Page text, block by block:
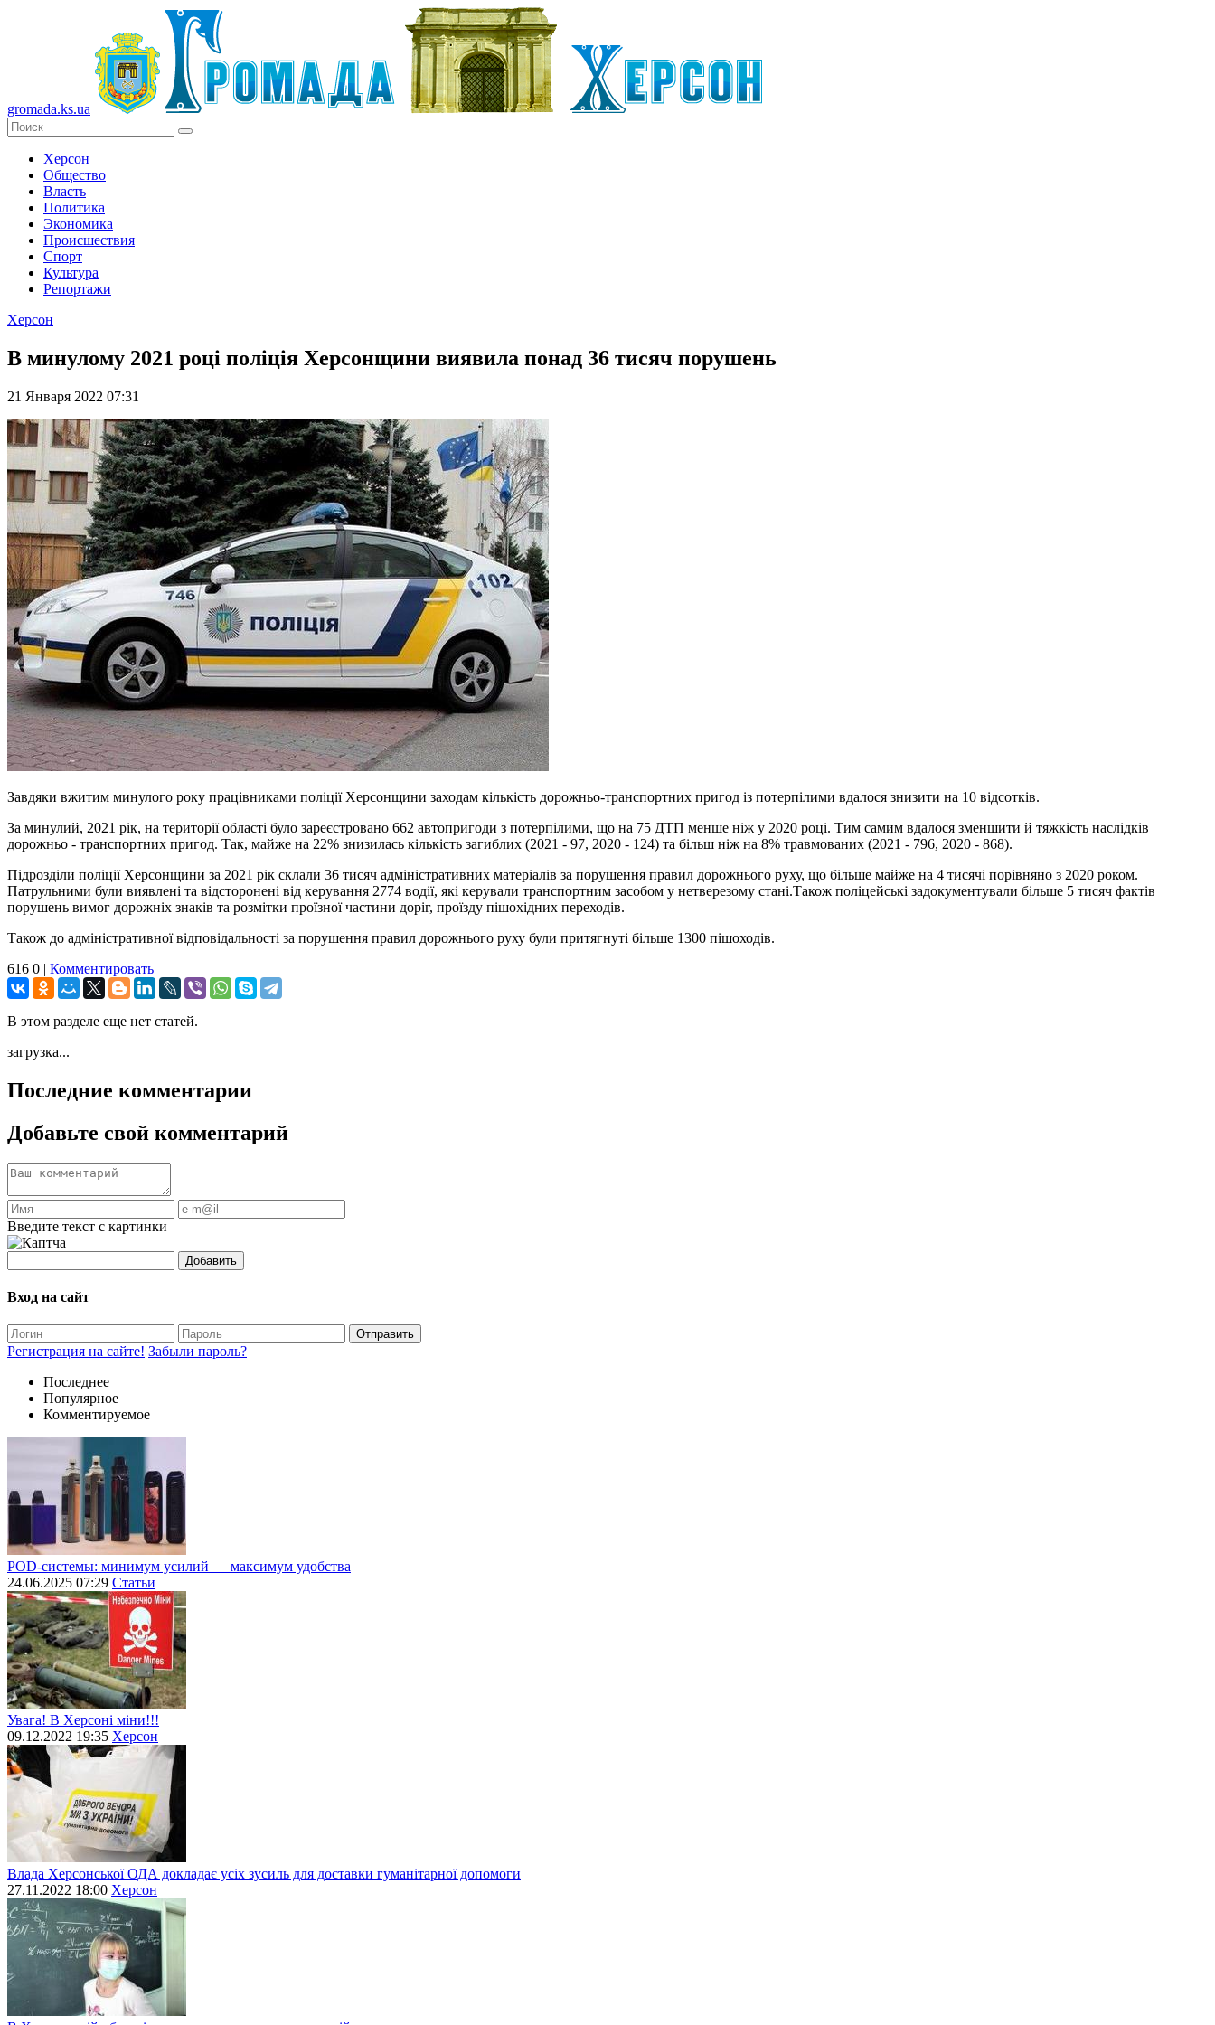
gromada.ks.ua
Херсон
Общество
Власть
Политика
Экономика
Происшествия
Спорт
Культура
Репортажи
Херсон
В минулому 2021 році поліція Херсонщини виявила понад 36 тисяч порушень
21 Января 2022 07:31
Завдяки вжитим минулого року працівниками поліції Херсонщини заходам кількість дорожньо-транспортних пригод із потерпілими вдалося знизити на 10 відсотків.
За минулий, 2021 рік, на території області було зареєстровано 662 автопригоди з потерпілими, що на 75 ДТП менше ніж у 2020 році. Тим самим вдалося зменшити й тяжкість наслідків
дорожньо - транспортних пригод. Так, майже на 22% знизилась кількість загиблих (2021 - 97, 2020 - 124) та більш ніж на 8% травмованих (2021 - 796, 2020 - 868).
Підрозділи поліції Херсонщини за 2021 рік склали 36 тисяч адміністративних матеріалів за порушення правил дорожнього руху, що більше майже на 4 тисячі порівняно з 2020 роком.
Патрульними були виявлені та відсторонені від керування 2774 водії, які керували транспортним засобом у нетверезому стані.Також поліцейські задокументували більше 5 тисяч фактів
порушень вимог дорожніх знаків та розмітки проїзної частини доріг, проїзду пішохідних переходів.
Також до адміністративної відповідальності за порушення правил дорожнього руху були притягнуті більше 1300 пішоходів.
616 0 | Комментировать
В этом разделе еще нет статей.
загрузка...
Последние комментарии
Добавьте свой комментарий
Введите текст с картинки
Добавить
Вход на сайт
Отправить
Регистрация на сайте! Забыли пароль?
Последнее
Популярное
Комментируемое
POD-системы: минимум усилий — максимум удобства
24.06.2025 07:29 Статьи
Увага! В Херсоні міни!!!
09.12.2022 19:35 Херсон
Влада Херсонської ОДА докладає усіх зусиль для доставки гуманітарної допомоги
27.11.2022 18:00 Херсон